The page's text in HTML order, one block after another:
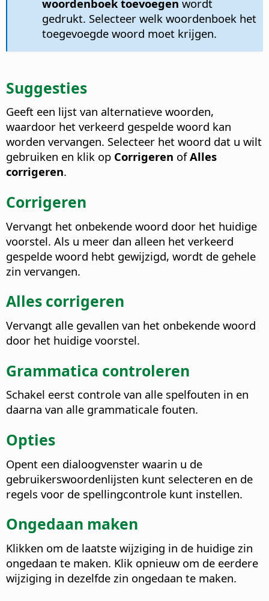
woordenboek toevoegen wordt
gedrukt. Selecteer welk woordenboek het
toegevoegde woord moet krijgen.
Suggesties
Geeft een lijst van alternatieve woorden,
waardoor het verkeerd gespelde woord kan
worden vervangen. Selecteer het woord dat u wilt
gebruiken en klik op Corrigeren ofAlles
corrigeren.
Corrigeren
Vervangt het onbekende woord door het huidige
voorstel. Als u meer dan alleen het verkeerd
gespelde woord hebt gewijzigd, wordt de gehele
zin vervangen.
Alles corrigeren
Vervangt alle gevallen van het onbekende woord
door het huidige voorstel.
Grammatica controleren
Schakel eerst controle van alle spelfouten in en
daarna van alle grammaticale fouten.
Opties
Opent een dialoogvenster waarin u de
gebruikerswoordenlijsten kunt selecteren en de
regels voor de spellingcontrole kunt instellen.
Ongedaan maken
Klikken om de laatste wijziging in de huidige zin
ongedaan te maken. Klik opnieuw om de eerdere
wijziging in dezelfde zin ongedaan te maken.